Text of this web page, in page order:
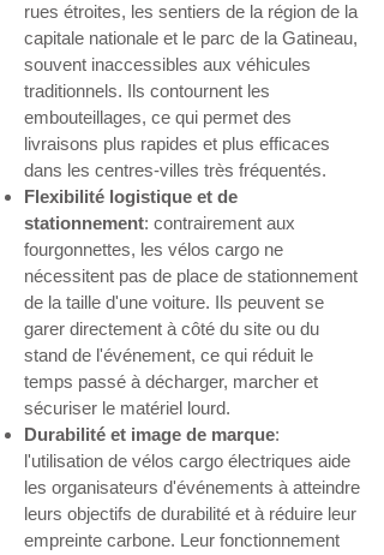
rues étroites, les sentiers de la région de la
capitale nationale et le parc de la Gatineau,
souvent inaccessibles aux véhicules
traditionnels. Ils contournent les
embouteillages, ce qui permet des
livraisons plus rapides et plus efficaces
dans les centres-villes très fréquentés.
Flexibilité logistique et de
stationnement: contrairement aux
fourgonnettes, les vélos cargo ne
nécessitent pas de place de stationnement
de la taille d'une voiture. Ils peuvent se
garer directement à côté du site ou du
stand de l'événement, ce qui réduit le
temps passé à décharger, marcher et
sécuriser le matériel lourd.
Durabilité et image de marque:
l'utilisation de vélos cargo électriques aide
les organisateurs d'événements à atteindre
leurs objectifs de durabilité et à réduire leur
empreinte carbone. Leur fonctionnement